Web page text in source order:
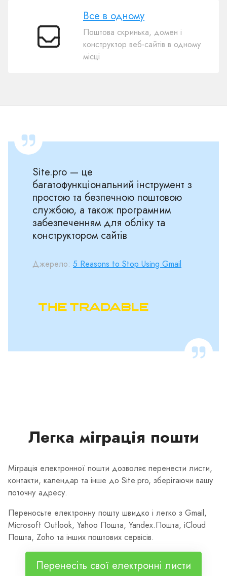
Все
Все в одному
Поштова скринька, домен і
конструктор веб-сайтів в одному
місці
Site.pro — це
багатофункціональний інструмент з
простою та безпечною поштовою
службою, а також програмним
забезпеченням для обліку та
конструктором сайтів
Джерело: 5 Reasons to Stop Using Gmail
Легка міграція пошти
Міграція електронної пошти дозволяє перенести листи,
контакти, календар та інше до Site.pro, зберігаючи вашу
поточну адресу.
Переносьте електронну пошту швидко і легко з Gmail,
Microsoft Outlook, Yahoo Пошта, Yandex.Пошта, iCloud
Пошта, Zoho та інших поштових сервісів.
Перенесіть свої електронні листи